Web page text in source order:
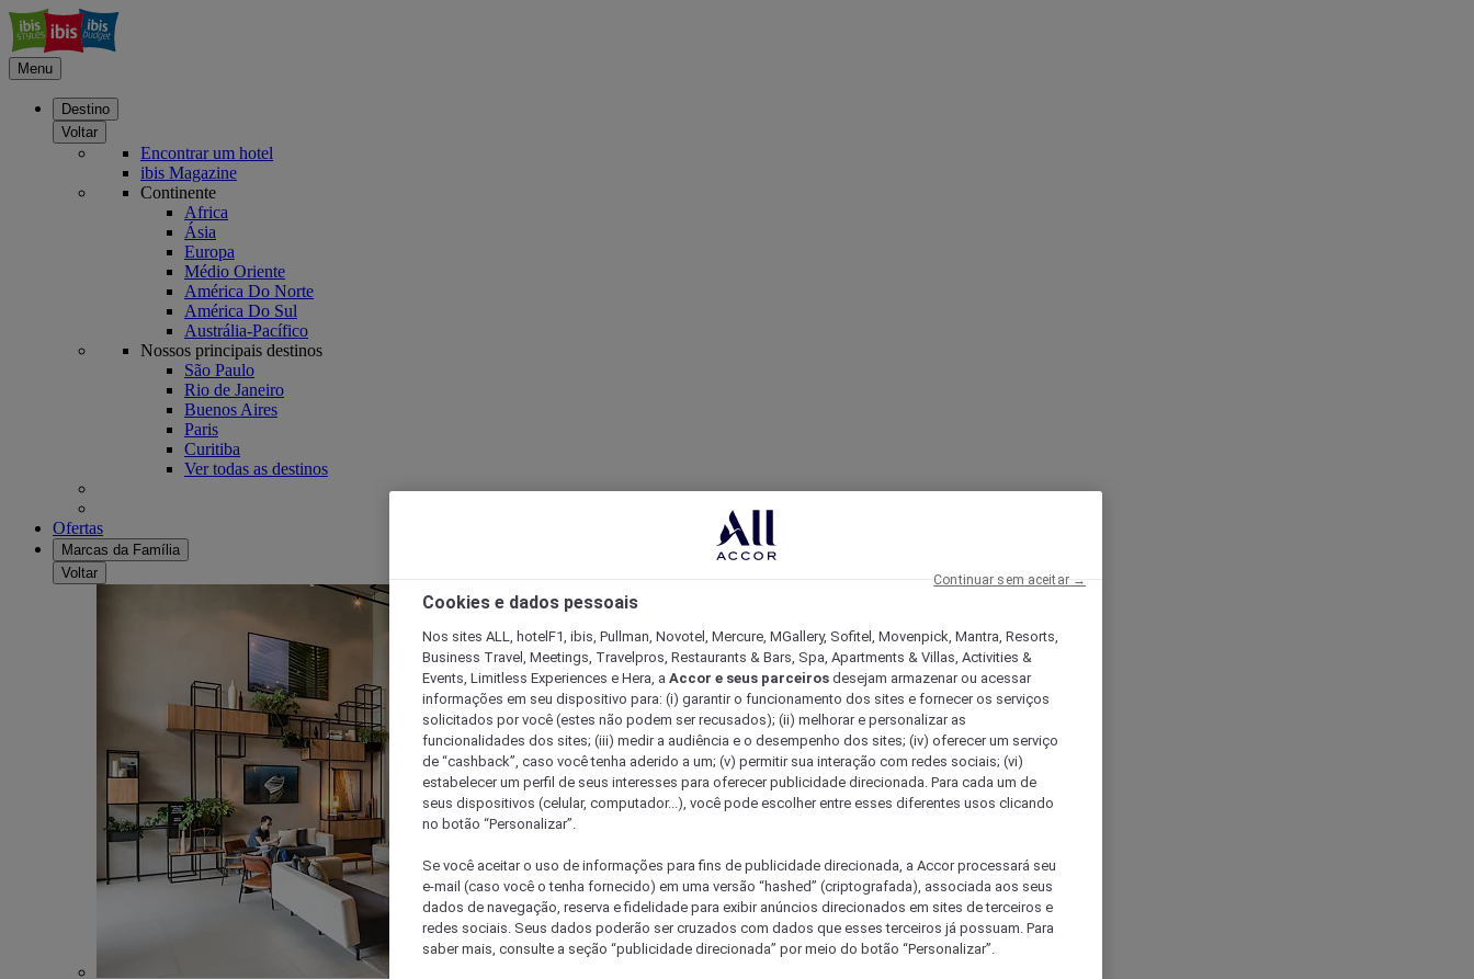
Menu
Destino
Voltar
Encontrar um hotel
ibis Magazine
Continente
Africa
Ásia
Europa
Médio Oriente
América Do Norte
América Do Sul
Austrália-Pacífico
Nossos principais destinos
São Paulo
Rio de Janeiro
Buenos Aires
Paris
Curitiba
Ver todas as destinos
Ofertas
Marcas da Família
Voltar
Cookies e dados pessoais
Nos sites ALL, hotelF1, ibis, Pullman, Novotel, Mercure, MGallery, Sofitel, Movenpick, Mantra, Resorts,
Business Travel, Meetings, Travelpros, Restaurants & Bars, Spa, Apartments & Villas, Activities &
Events, Limitless Experiences e Hera, a Accor e seus parceiros desejam armazenar ou acessar
informações em seu dispositivo para: (i) garantir o funcionamento dos sites e fornecer os serviços
solicitados por você (estes não podem ser recusados); (ii) melhorar e personalizar as
funcionalidades dos sites; (iii) medir a audiência e o desempenho dos sites; (iv) oferecer um serviço
de “cashback”, caso você tenha aderido a um; (v) permitir sua interação com redes sociais; (vi)
estabelecer um perfil de seus interesses para oferecer publicidade direcionada. Para cada um de
seus dispositivos (celular, computador...), você pode escolher entre esses diferentes usos clicando
no botão “Personalizar”.
Se você aceitar o uso de informações para fins de publicidade direcionada, a Accor processará seu
e-mail (caso você o tenha fornecido) em uma versão “hashed” (criptografada), associada aos seus
dados de navegação, reserva e fidelidade para exibir anúncios direcionados em sites de terceiros e
redes sociais. Seus dados poderão ser cruzados com dados que esses terceiros já possuam. Para
saber mais, consulte a seção “publicidade direcionada” por meio do botão “Personalizar”.
Continuar sem aceitar →